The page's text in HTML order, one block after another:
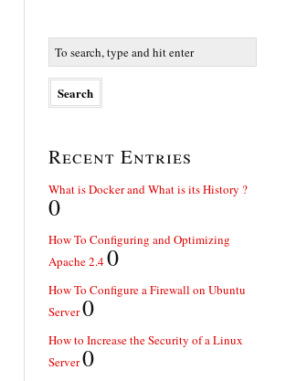
Recent Entries
What is Docker and What is its History ?
0
How To Configuring and Optimizing
Apache 2.40
How To Configure a Firewall on Ubuntu
Server0
How to Increase the Security of a Linux
Server0